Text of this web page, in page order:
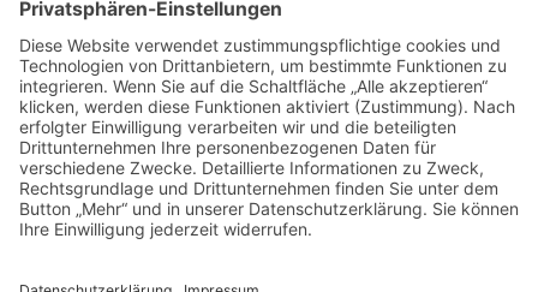
DIE LINKE. Schwalm-Eder
Steingasse 5
34613 Schwalmstadt
Tel.06691 8077899
info@die-linke-schwalm-eder.de
Gesetzliches
Impressum